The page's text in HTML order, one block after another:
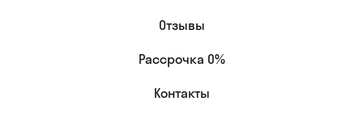
Отзывы
Рассрочка 0%
Контакты